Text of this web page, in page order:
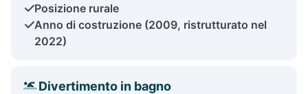
Posizione rurale
Anno di costruzione (2009, ristrutturato nel
2022)
Divertimento in bagno